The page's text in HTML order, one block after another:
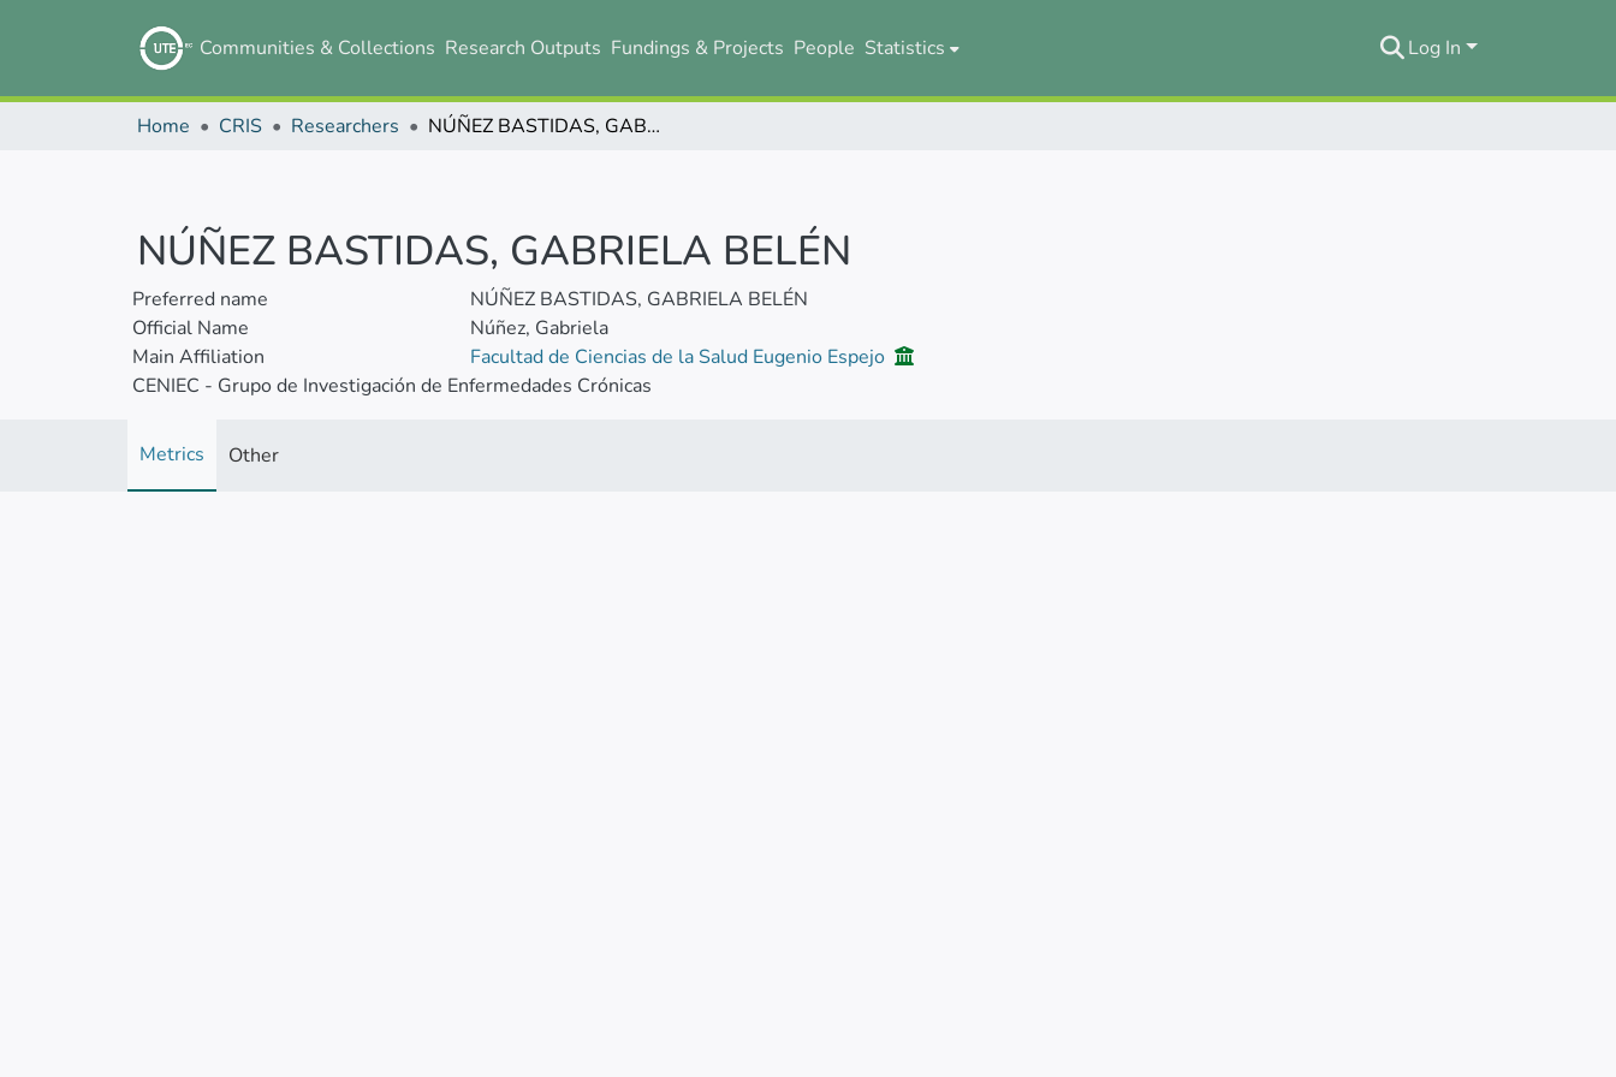
Communities & Collections Research Outputs Fundings & Projects People Statistics Log In
Home CRIS Researchers NÚÑEZ BASTIDAS, GABRIELA BELÉN
NÚÑEZ BASTIDAS, GABRIELA BELÉN
Preferred name
NÚÑEZ BASTIDAS, GABRIELA BELÉN
Official Name
Núñez, Gabriela
Main Affiliation
Facultad de Ciencias de la Salud Eugenio Espejo
CENIEC - Grupo de Investigación de Enfermedades Crónicas
Metrics Other